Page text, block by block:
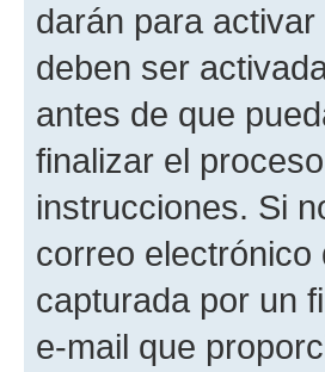
darán para
deben ser
antes de que
finalizar el
instrucciones. Si
correo
capturada por un
e-mail que